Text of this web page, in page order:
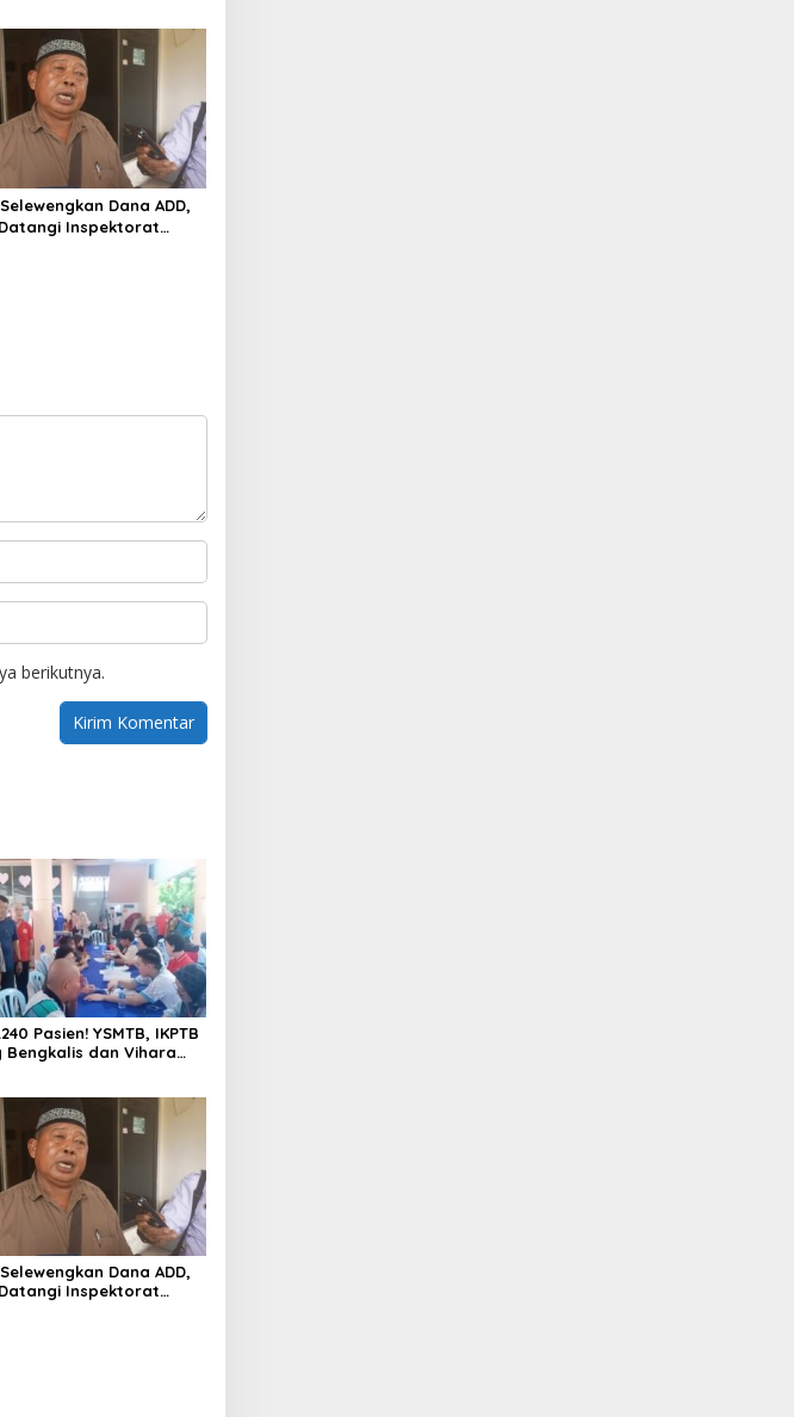
Kin Men Riau Atas
Bakti Sosial Kesehatan
Dana ADD,
Inspektorat
berikutnya.
Pasien! YSMTB, IKPTB
Bengkalis dan Vihara
Bakti Sosial Kesehatan
Dana ADD,
Inspektorat